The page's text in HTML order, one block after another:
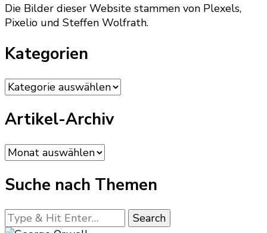
Die Bilder dieser Website stammen von Plexels,
Pixelio und Steffen Wolfrath.
Kategorien
Kategorien
Artikel-Archiv
Artikel-
Archiv
Suche nach Themen
Looking